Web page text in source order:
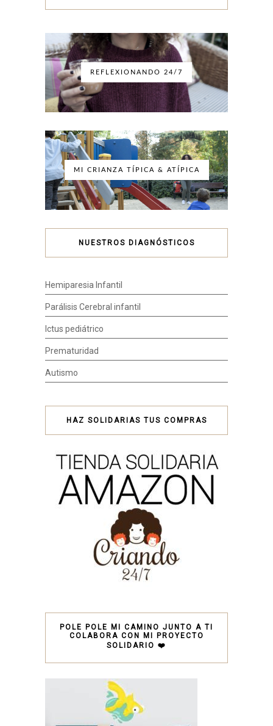
REFLEXIONANDO 24/7
MI CRIANZA TÍPICA & ATÍPICA
NUESTROS DIAGNÓSTICOS
Hemiparesia Infantil
Parálisis Cerebral infantil
Ictus pediátrico
Prematuridad
Autismo
HAZ SOLIDARIAS TUS COMPRAS
POLE POLE MI CAMINO JUNTO A TI
COLABORA CON MI PROYECTO
SOLIDARIO ❤️